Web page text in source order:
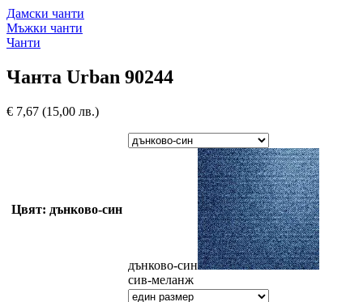
Дамски чанти
Мъжки чанти
Чанти
Чанта Urban 90244
€ 7,67 (15,00 лв.)
Цвят: дънково-син
дънково-син
сив-меланж